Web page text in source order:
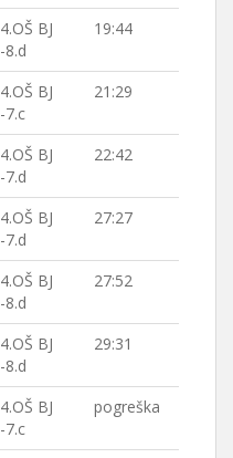
4.OŠ BJ
-8.d
19:44
4.OŠ BJ
-7.c
21:29
4.OŠ BJ
-7.d
22:42
4.OŠ BJ
-7.d
27:27
4.OŠ BJ
-8.d
27:52
4.OŠ BJ
-8.d
29:31
4.OŠ BJ
-7.c
pogreška